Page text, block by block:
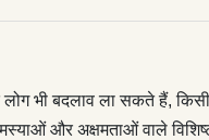
खोलिए। जीत आपकी होगी।
के लोग भी बदलाव ला सकते
और अक्षमताओं वाले